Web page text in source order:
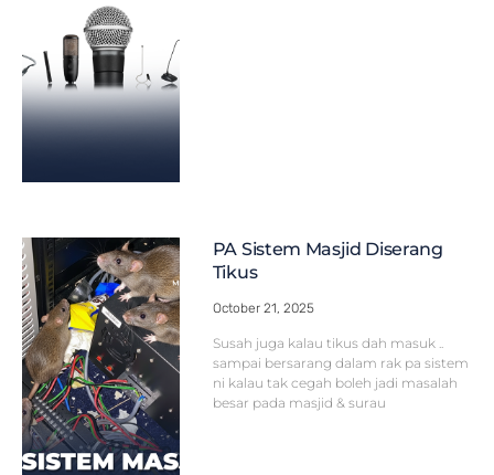
PA Sistem Masjid Diserang
Tikus
October 21, 2025
Susah juga kalau tikus dah masuk ..
sampai bersarang dalam rak pa sistem
ni kalau tak cegah boleh jadi masalah
besar pada masjid & surau